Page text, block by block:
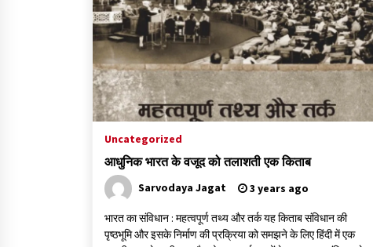
गांधी के रास्ते ही वैश्विक समस्याओं का समाधान सम्भव
3 years ago
राष्ट्रीय आन्दोलन में भाषाओं की भूमिका पर एक जरूरी
Uncategorized
आधुनिक भारत के वजूद को तलाशती एक किताब
Sarvodaya Jagat 3 years ago
भारत का संविधान : महत्वपूर्ण तथ्य और तर्क यह किताब संविधान की
पृष्ठभूमि और इसके निर्माण की प्रक्रिया को समझने के लिए हिंदी में एक